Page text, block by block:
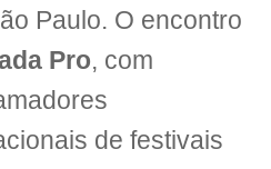
Paulo. O encontro
Pro, com
de festivais